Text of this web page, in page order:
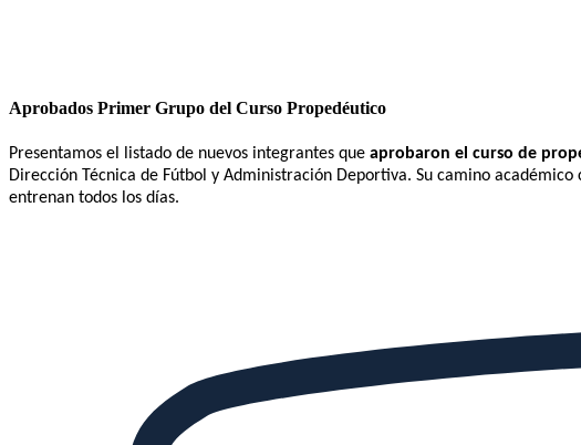
Aprobados Primer Grupo del Curso Propedéutico​
Presentamos el listado de nuevos integrantes que aprobaron el curso de
Dirección Técnica de Fútbol y Administración Deportiva. Su camino
entrenan todos los días.